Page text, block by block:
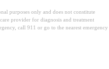
purposes only and does not constitute
provider for diagnosis and treatment
call 911 or go to the nearest emergency